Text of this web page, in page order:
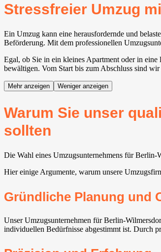
Stressfreier Umzug
Ein Umzug kann eine herausfordernde und
Beförderung. Mit dem professionellen
Egal, ob Sie in ein kleines Apartment oder in
bewältigen. Vom Start bis zum Abschluss sind
Mehr anzeigen Weniger anzeigen
Warum Sie unser
sollten
Die Wahl eines Umzugsunternehmens für
Hier einige Argumente, warum unsere
Gründliche Planung und
Unser Umzugsunternehmen für Berlin-
individuellen Bedürfnisse abgestimmt ist. Durch